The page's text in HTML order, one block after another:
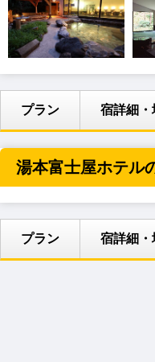
プラン 宿詳細・
湯本富士屋ホテル
プラン 宿詳細・